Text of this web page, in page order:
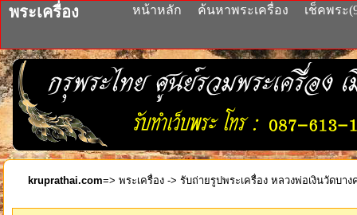
พระเครื่อง หน้าหลัก ค้นหาพระเครื่อง เช็คพระ
kruprathai.com=> พระเครื่อง -> รับถ่ายรูปพระเครื่อง หลวงพ่อเงินวัดบา